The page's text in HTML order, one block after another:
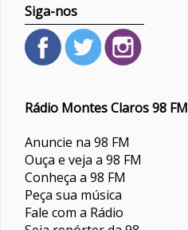
Siga-nos
Rádio Montes Claros 98 FM
Anuncie na 98 FM
Ouça e veja a 98 FM
Conheça a 98 FM
Peça sua música
Fale com a Rádio